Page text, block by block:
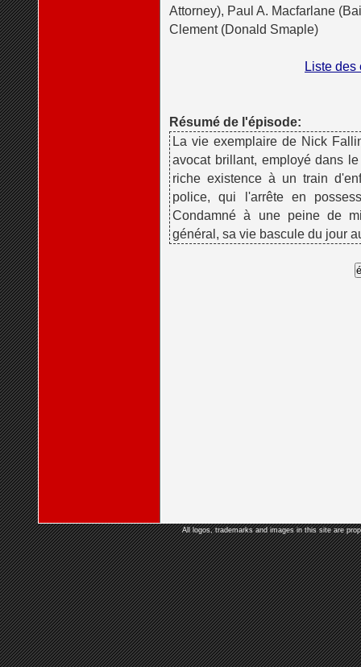
Attorney), Paul A. Macfarlane
Clement (Donald Smaple)
Liste
Résumé de l'épisode:
La vie exemplaire de Nick
avocat brillant, employé dans
riche existence à un train
police, qui l'arrête en
Condamné à une peine de
général, sa vie bascule du jour
All logos, trademarks and images in this site are